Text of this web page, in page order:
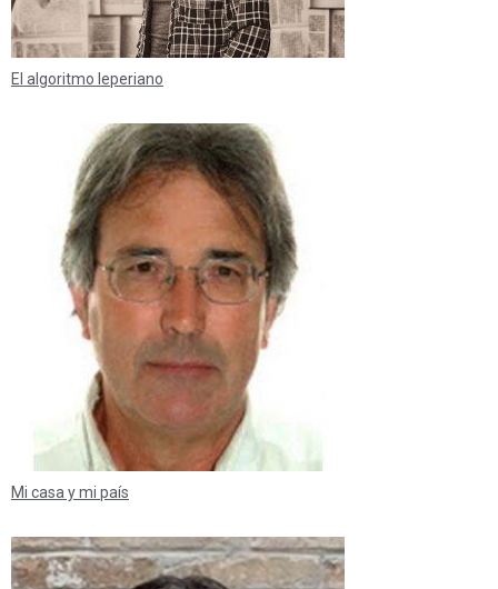
El algoritmo leperiano
Mi casa y mi país